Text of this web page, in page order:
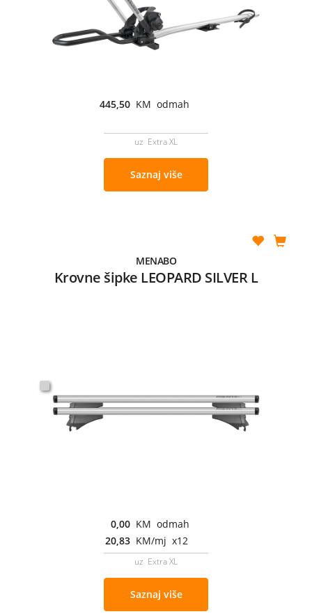
445,50 KM odmah
uz Extra XL
Saznaj više
MENABO
Krovne šipke LEOPARD SILVER L
0,00 KM odmah
20,83 KM/mj x12
uz Extra XL
Saznaj više